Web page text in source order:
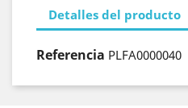
Detalles del producto
Referencia PLFA0000040